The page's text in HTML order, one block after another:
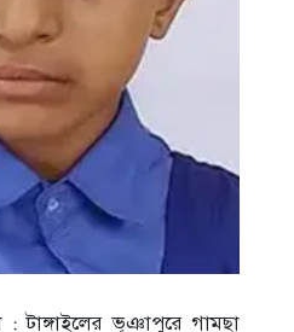
: টাঙ্গাইলের ভূঞাপুরে গামছা